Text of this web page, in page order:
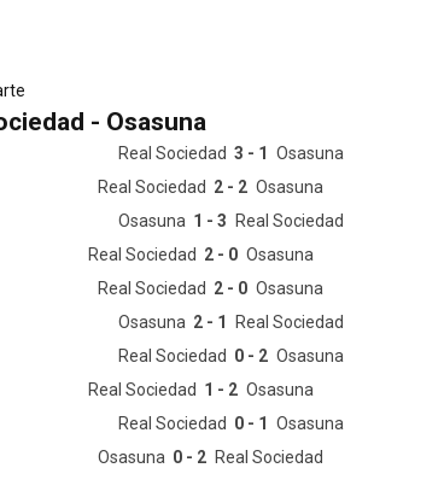
- Osasuna
Real Sociedad 3 - 1 Osasuna
Real Sociedad 2 - 2 Osasuna
Osasuna 1 - 3 Real Sociedad
Real Sociedad 2 - 0 Osasuna
Real Sociedad 2 - 0 Osasuna
Osasuna 2 - 1 Real Sociedad
Real Sociedad 0 - 2 Osasuna
Real Sociedad 1 - 2 Osasuna
Real Sociedad 0 - 1 Osasuna
Osasuna 0 - 2 Real Sociedad